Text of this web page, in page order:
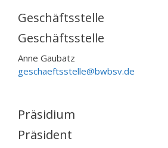
Geschäftsstelle
Geschäftsstelle
Anne Gaubatz
geschaeftsstelle@bwbsv.de
Präsidium
Präsident